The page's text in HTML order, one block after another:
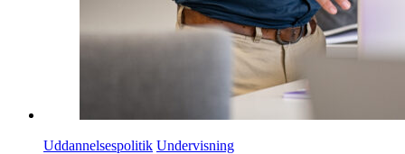
Uddannelsespolitik Undervisning